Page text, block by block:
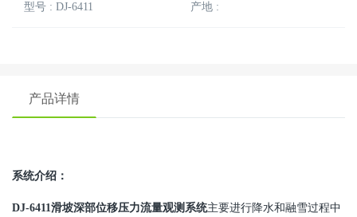
型号 : DJ-6411 产地 :
产品详情
系统介绍：
DJ-6411滑坡深部位移压力流量观测系统主要进行降水和融雪过程中